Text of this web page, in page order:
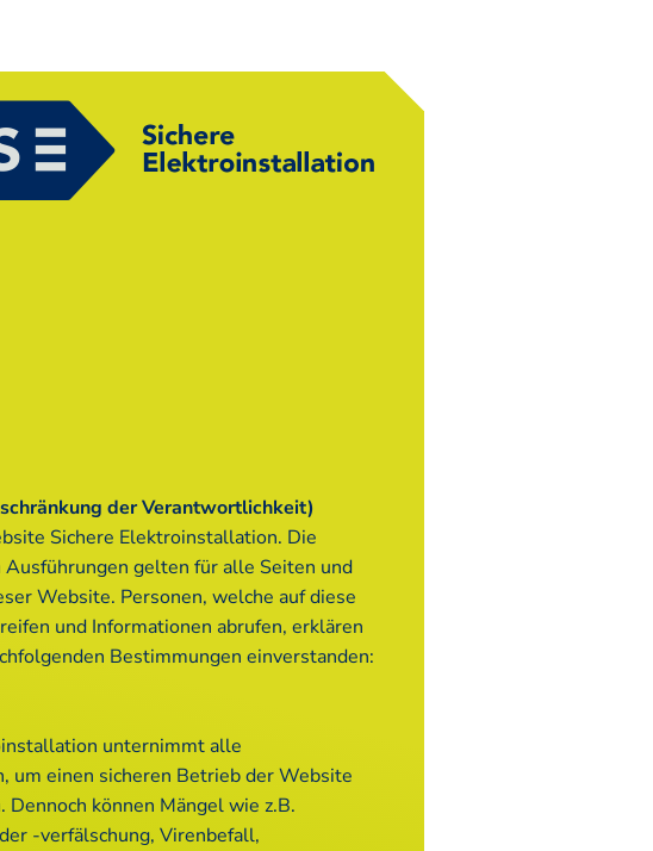
der Verantwortlichkeit)
Sichere Elektroinstallation. Die
Ausführungen gelten für alle Seiten und
Website. Personen, welche auf diese
und Informationen abrufen, erklären
Bestimmungen einverstanden:
unternimmt alle
um einen sicheren Betrieb der Website
Dennoch können Mängel wie z.B.
-verfälschung, Virenbefall,